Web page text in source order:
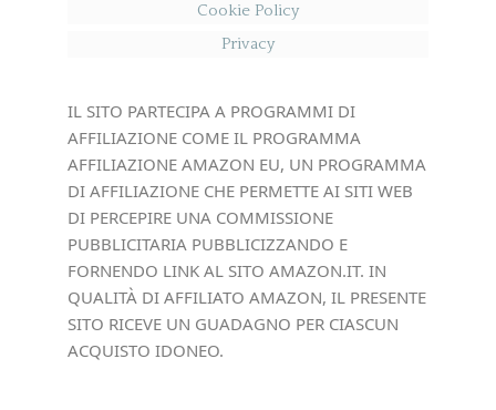
Cookie Policy
Privacy
IL SITO PARTECIPA A PROGRAMMI DI
AFFILIAZIONE COME IL PROGRAMMA
AFFILIAZIONE AMAZON EU, UN PROGRAMMA
DI AFFILIAZIONE CHE PERMETTE AI SITI WEB
DI PERCEPIRE UNA COMMISSIONE
PUBBLICITARIA PUBBLICIZZANDO E
FORNENDO LINK AL SITO AMAZON.IT. IN
QUALITÀ DI AFFILIATO AMAZON, IL PRESENTE
SITO RICEVE UN GUADAGNO PER CIASCUN
ACQUISTO IDONEO.